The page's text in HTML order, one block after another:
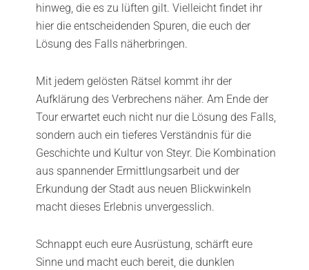
hinweg, die es zu lüften gilt. Vielleicht findet ihr
hier die entscheidenden Spuren, die euch der
Lösung des Falls näherbringen.
Mit jedem gelösten Rätsel kommt ihr der
Aufklärung des Verbrechens näher. Am Ende der
Tour erwartet euch nicht nur die Lösung des Falls,
sondern auch ein tieferes Verständnis für die
Geschichte und Kultur von Steyr. Die Kombination
aus spannender Ermittlungsarbeit und der
Erkundung der Stadt aus neuen Blickwinkeln
macht dieses Erlebnis unvergesslich.
Schnappt euch eure Ausrüstung, schärft eure
Sinne und macht euch bereit, die dunklen